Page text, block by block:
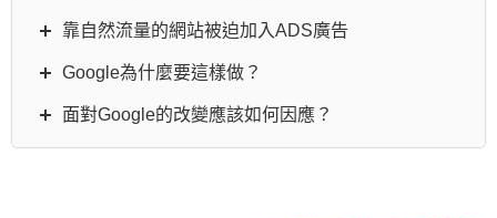
靠自然流量的網站被迫加入ADS廣告
Google為什麼要這樣做？
面對Google的改變應該如何因應？